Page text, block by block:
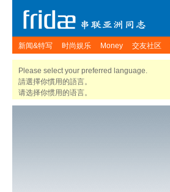
新闻&特写 时尚娱乐 Money 交友社区
Please select your preferred language.
請選擇你慣用的語言。
请选择你惯用的语言。